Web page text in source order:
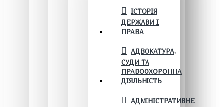
ІСТОРІЯ
ДЕРЖАВИ І
ПРАВА
АДВОКАТУРА,
СУДИ ТА
ПРАВООХОРОННА
ДІЯЛЬНІСТЬ
АДМІНІСТРАТИВНЕ